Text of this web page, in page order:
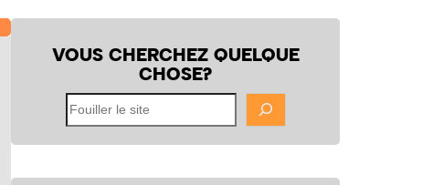
VOUS CHERCHEZ QUELQUE
CHOSE?
Fouiller
le
site